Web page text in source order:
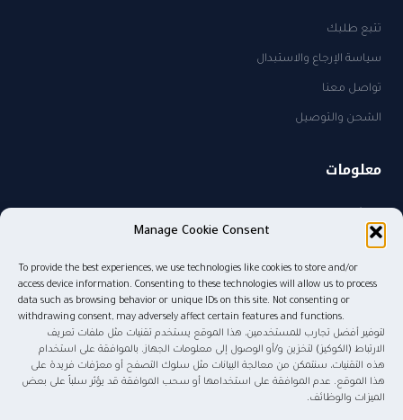
Manage Cookie Consent
To provide the best experiences, we use technologies like cookies to store and/or
access device information. Consenting to these technologies will allow us to process
data such as browsing behavior or unique IDs on this site. Not consenting or
withdrawing consent, may adversely affect certain features and functions.
لتوفير أفضل تجارب للمستخدمين، هذا الموقع يستخدم تقنيات مثل ملفات تعريف
الارتباط (الكوكيز) لتخزين و/أو الوصول إلى معلومات الجهاز. بالموافقة على استخدام
هذه التقنيات، سنتمكن من معالجة البيانات مثل سلوك التصفح أو معرّفات فريدة على
هذا الموقع. عدم الموافقة على استخدامها أو سحب الموافقة قد يؤثر سلباً على بعض
الميزات والوظائف.
تتبع طلبك
سياسة الإرجاع والاستبدال
تواصل معنا
الشحن والتوصيل
معلومات
سياسة الخصوصية
sales@kw.sa
٠٥٠٥٨٢٧٤٨٥
© ٢٠٢٦ موج المعرفة للنشر والتوزيع. جميع الحقوق محفوظة.